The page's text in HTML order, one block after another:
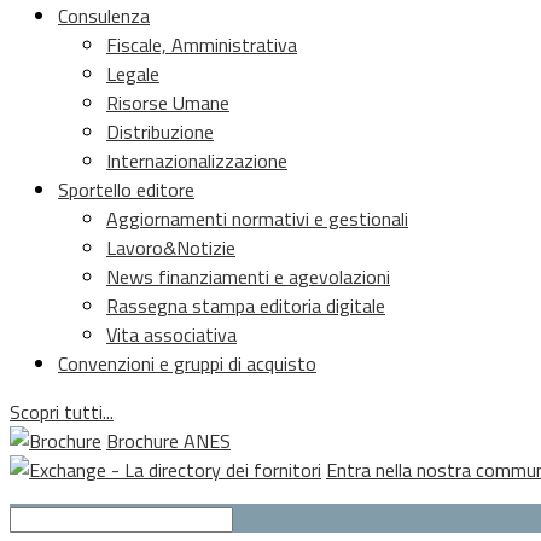
Consulenza
Fiscale, Amministrativa
Legale
Risorse Umane
Distribuzione
Internazionalizzazione
Sportello editore
Aggiornamenti normativi e gestionali
Lavoro&Notizie
News finanziamenti e agevolazioni
Rassegna stampa editoria digitale
Vita associativa
Convenzioni e gruppi di acquisto
Scopri tutti...
Brochure ANES
Entra nella nostra